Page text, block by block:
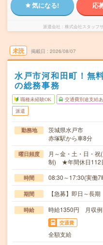
気になる! 応
派遣会社 株式会社スタッフ
未読 掲載日 2026/08/07
水戸市河和田町！無
の総務事務
職種未経験OK 交通費別途支給
派遣
勤務地
茨城県水戸市
赤塚駅から車8分
曜日頻度
月～金・土・日・
制) ★年間休日112
時間 08:30～17:30(実働
期間 【急募】即日～長
時給 時給1350円 月収例
交通費
全額支給